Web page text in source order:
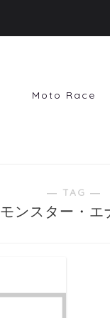
Moto Race
― TAG ―
モンスター・エ